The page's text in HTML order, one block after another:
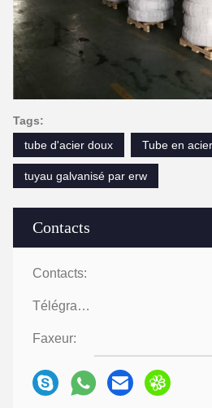
Contacts
Contacts:
Télégramme:
Faxeur:
Tags:
tube d'acier doux
Tube en
tuyau galvanisé par erw